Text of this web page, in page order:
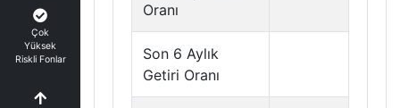
Çok
Yüksek
Riskli Fonlar
Oranı
Son 6 Aylık
Getiri Oranı